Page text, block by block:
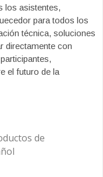
los asistentes,
para todos los
técnica, soluciones
directamente con
el futuro de la
de